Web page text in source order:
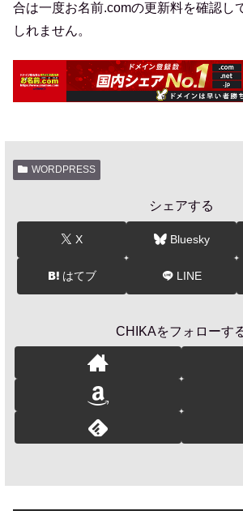
合は一度お名前.comの更新料を確認し
しれません。
WORDPRESS
シェアする
X Bluesky
はてブ LINE
CHIKAをフォローす